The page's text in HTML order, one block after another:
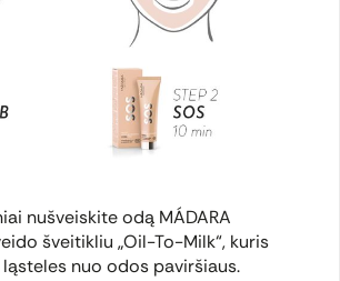
nušveiskite odą MÁDARA
šveitikliu „Oil-To-Milk“, kuris
nuo odos paviršiaus.